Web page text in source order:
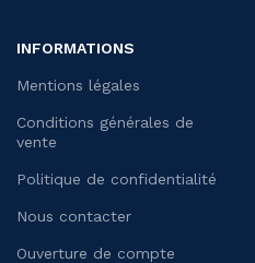
INFORMATIONS
Mentions légales
Conditions générales de
vente
Politique de confidentialité
Nous contacter
Ouverture de compte